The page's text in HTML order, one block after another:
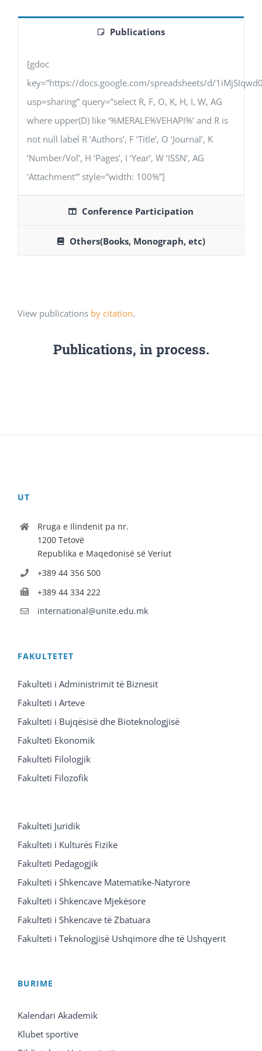
Publications
[gdoc
key=”https://docs.google.com/spreadsheets/d/
usp=sharing” query=”select R, F, O, K, H, I, W, AG
where upper(D) like ‘%MERALE%VEHAPI%’ and R is
not null label R ‘Authors’, F ‘Title’, O ‘Journal’, K
‘Number/Vol’, H ‘Pages’, I ‘Year’, W ‘ISSN’, AG
‘Attachment'” style=”width: 100%”]
Conference Participation
Others(Books, Monograph, etc)
View publications by citation.
Publications, in process.
UT
Rruga e Ilindenit pa nr.
1200 Tetovë
Republika e Maqedonisë së Veriut
+389 44 356 500
+389 44 334 222
international@unite.edu.mk
FAKULTETET
Fakulteti i Administrimit të Biznesit
Fakulteti i Arteve
Fakulteti i Bujqësisë dhe Bioteknologjisë
Fakulteti Ekonomik
Fakulteti Filologjik
Fakulteti Filozofik
Fakulteti Juridik
Fakulteti i Kulturës Fizike
Fakulteti Pedagogjik
Fakulteti i Shkencave Matematike-Natyrore
Fakulteti i Shkencave Mjekësore
Fakulteti i Shkencave të Zbatuara
Fakulteti i Teknologjisë Ushqimore dhe të Ushqyerit
BURIME
Kalendari Akademik
Klubet sportive